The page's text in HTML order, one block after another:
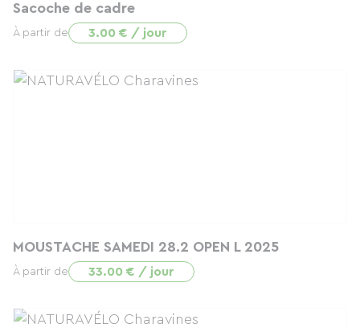
Sacoche de cadre
À partir de 3.00 € / jour
MOUSTACHE SAMEDI 28.2 OPEN L 2025
À partir de 33.00 € / jour